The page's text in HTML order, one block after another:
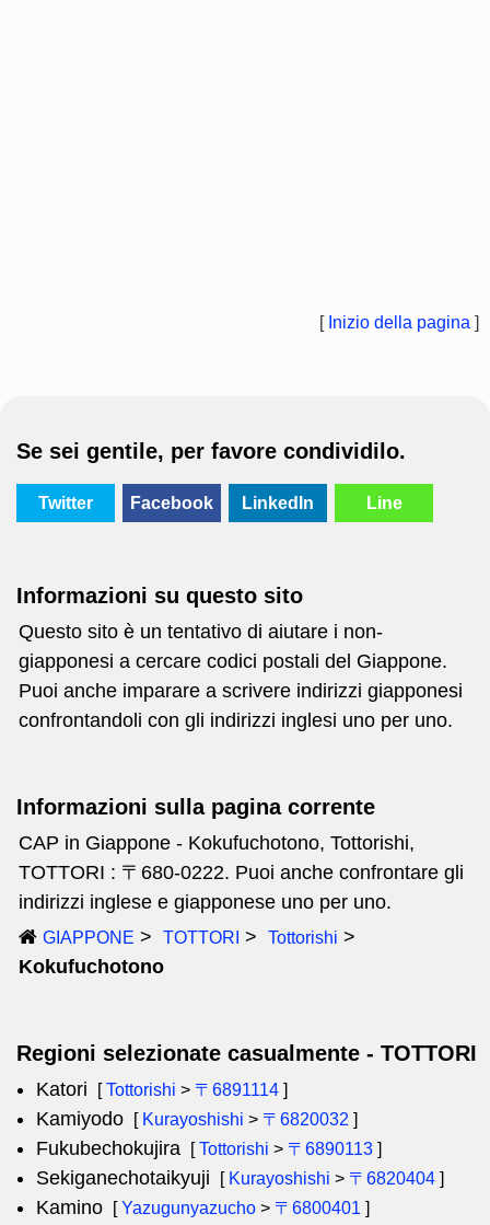
[ Inizio della pagina ]
Se sei gentile, per favore condividilo.
Twitter Facebook LinkedIn Line
Informazioni su questo sito
Questo sito è un tentativo di aiutare i non-
giapponesi a cercare codici postali del Giappone.
Puoi anche imparare a scrivere indirizzi giapponesi
confrontandoli con gli indirizzi inglesi uno per uno.
Informazioni sulla pagina corrente
CAP in Giappone - Kokufuchotono, Tottorishi,
TOTTORI : 〒680-0222. Puoi anche confrontare gli
indirizzi inglese e giapponese uno per uno.
GIAPPONE TOTTORI Tottorishi
Kokufuchotono
Regioni selezionate casualmente - TOTTORI
Katori [Tottorishi > 〒6891114 ]
Kamiyodo [ Kurayoshishi > 〒6820032 ]
Fukubechokujira [Tottorishi > 〒6890113 ]
Sekiganechotaikyuji [ Kurayoshishi > 〒6820404 ]
Kamino [Yazugunyazucho > 〒6800401 ]